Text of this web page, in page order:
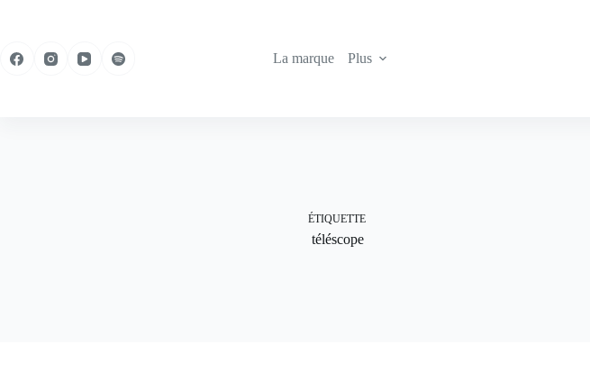
La marque
Plus
ÉTIQUETTE
téléscope